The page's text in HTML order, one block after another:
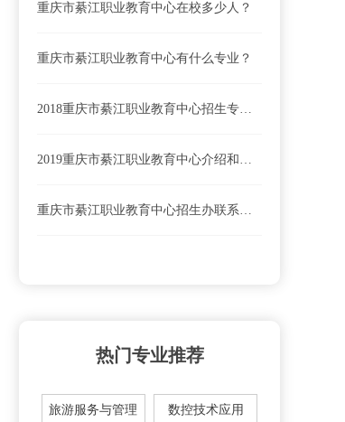
重庆市綦江职业教育中心在校多少人？
重庆市綦江职业教育中心有什么专业？
2018重庆市綦江职业教育中心招生专业简介
2019重庆市綦江职业教育中心介绍和专业介绍
重庆市綦江职业教育中心招生办联系电话、地址
热门专业推荐
旅游服务与管理 数控技术应用